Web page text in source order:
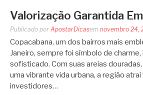
Valorização Garantida
Publicado por ApostarDicasem novembro 24,
Copacabana, um dos bairros mais
Janeiro, sempre foi símbolo de
sofisticado. Com suas areias
uma vibrante vida urbana, a região
investidores…